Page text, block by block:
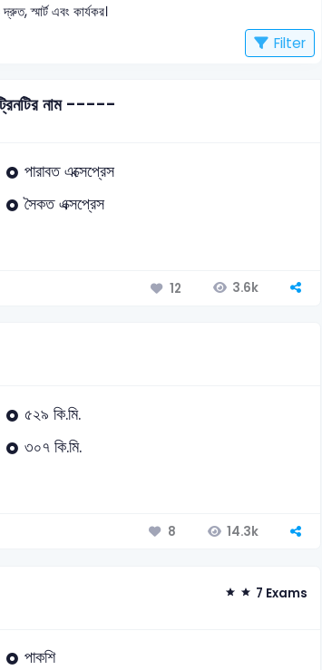
স্মার্ট এবং কার্যকর।
Filter
ট্রিনটির নাম -----
পারাবত এক্সেপ্রেস
সৈকত এক্সপ্রেস
12 3.6k
৫২৯ কি.মি.
৩০৭ কি.মি.
8 14.3k
7 Exams
পাকশি